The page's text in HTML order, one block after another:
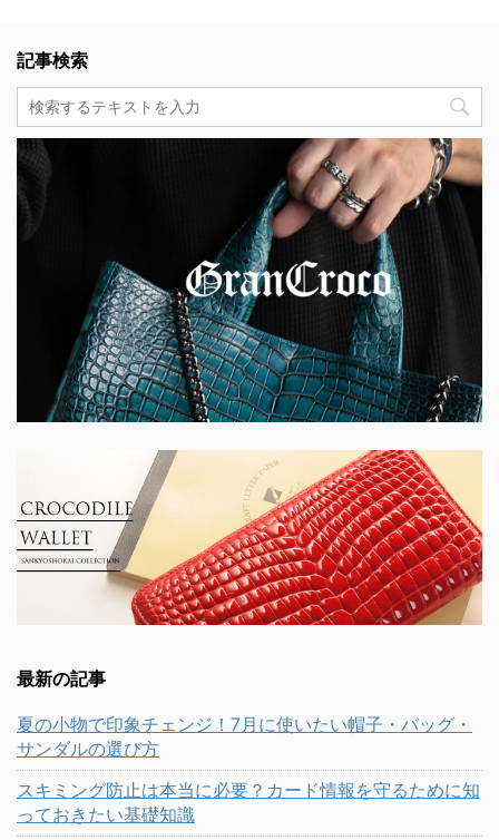
記事検索
最新の記事
夏の小物で印象チェンジ！7月に使いたい帽子・バッグ・
サンダルの選び方
スキミング防止は本当に必要？カード情報を守るために知
っておきたい基礎知識